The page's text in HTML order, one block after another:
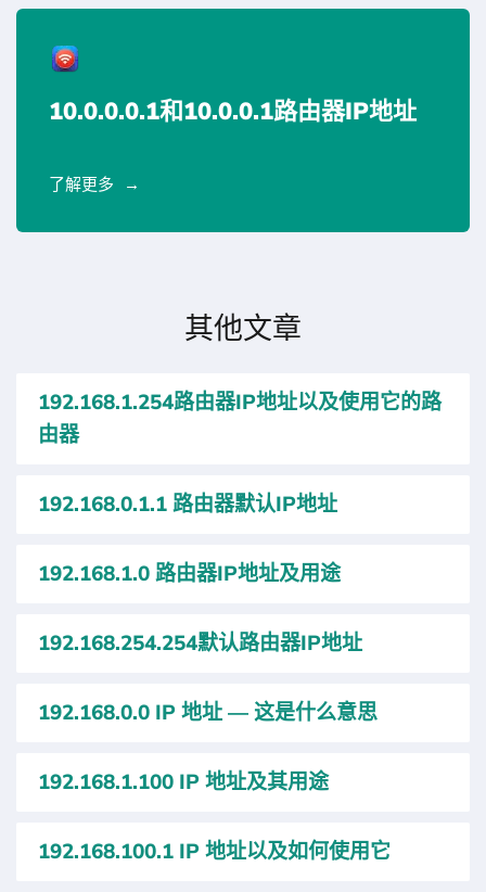
10.0.0.0.1和10.0.0.1路由器IP地址
了解更多
其他文章
192.168.1.254路由器IP地址以及使用它的路
由器
192.168.0.1.1 路由器默认IP地址
192.168.1.0 路由器IP地址及用途
192.168.254.254默认路由器IP地址
192.168.0.0 IP 地址 — 这是什么意思
192.168.1.100 IP 地址及其用途
192.168.100.1 IP 地址以及如何使用它